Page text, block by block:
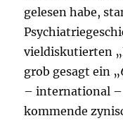
gelesen habe,
vieldiskutierten
grob gesagt ein
– international –
kommende